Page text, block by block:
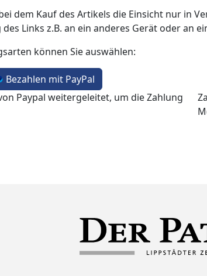
dem Kauf des Artikels die Einsicht nur in
Links z.B. an ein anderes Gerät oder an
können Sie auswählen:
Bezahlen mit PayPal
Paypal weitergeleitet, um die Zahlung